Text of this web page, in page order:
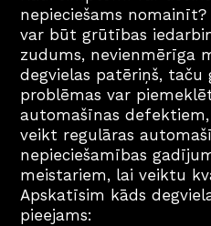
nepieciešams
var būt grūtības
zudums, nevienmērīga
degvielas patēriņš, taču
problēmas var
automašīnas
veikt regulāras
nepieciešamības
meistariem, lai veiktu
Apskatīsim kāds
pieejams: